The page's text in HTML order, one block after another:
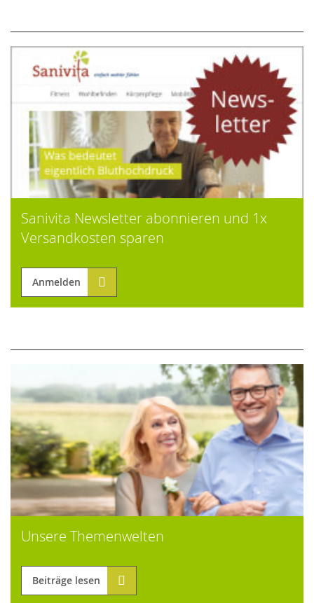
Sanivita Newsletter abonnieren und 1x
Versandkosten sparen
Anmelden
Unsere Themenwelten
Beiträge lesen